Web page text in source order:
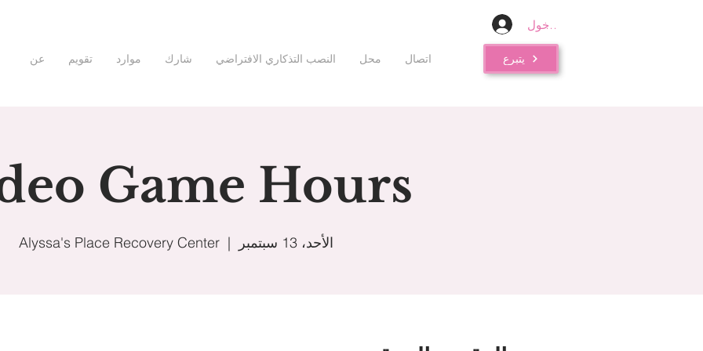
تسجيل الدخول
عن تقويم موارد شارك النصب التذكاري الافتراضي محل اتصال يتبرع
Game Hours
الأحد، 13 سبتمبر
  |
Alyssa's Place Recovery Center